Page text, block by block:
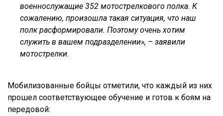
военнослужащие 352 мотострелкового полка. К
сожалению, произошла такая ситуация, что наш
полк расформировали. Поэтому очень хотим
служить в вашем подразделении», – заявили
мотострелки.
Мобилизованные бойцы отметили, что каждый из них
прошел соответствующее обучение и готов к боям на
передовой: